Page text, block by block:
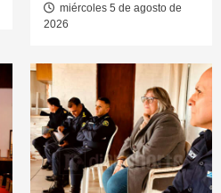
miércoles 5 de agosto de
2026